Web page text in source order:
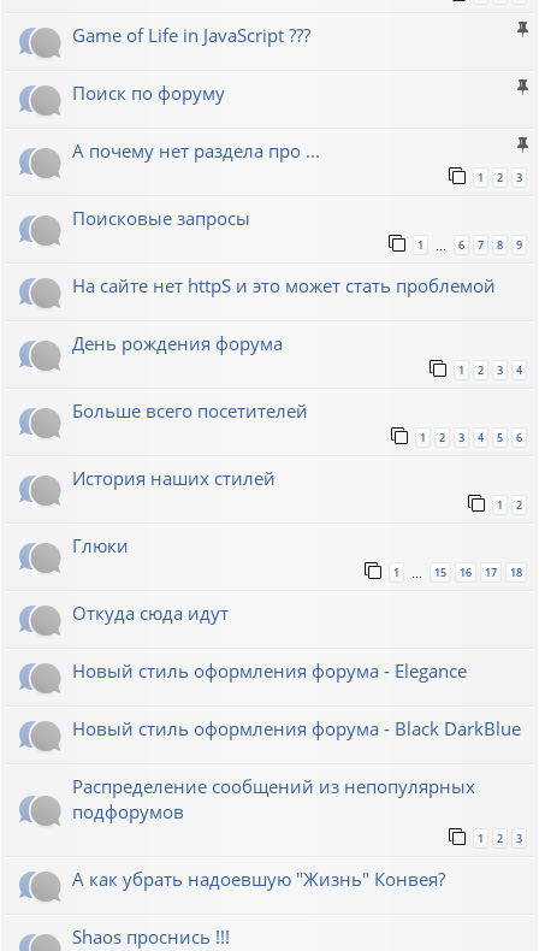
Game of Life in JavaScript ???
Поиск по форуму
А почему нет раздела про ...
1 2 3
Поисковые запросы
1 6 7 8 9
На сайте нет httpS и это может стать проблемой
День рождения форума
1 2 3 4
Больше всего посетителей
1 2 3 4 5 6
История наших стилей
1 2
Глюки
1 … 15 16 17 18
Откуда сюда идут
Новый стиль оформления форума - Elegance
Новый стиль оформления форума - Black DarkBlue
Распределение сообщений из непопулярных
подфорумов
1 2 3
А как убрать надоевшую "Жизнь" Конвея?
Shaos проснись !!!